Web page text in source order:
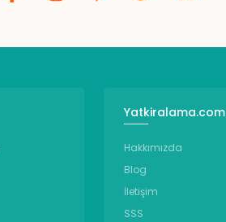
Yatkiralama.com
Hakkımızda
Blog
İletişim
SSS